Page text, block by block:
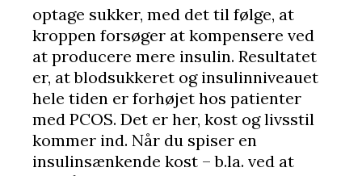
optage sukker, med det til følge, at
kroppen forsøger at kompensere ved
at producere mere insulin. Resultatet
er, at blodsukkeret og insulinniveauet
hele tiden er forhøjet hos patienter
med PCOS. Det er her, kost og livsstil
kommer ind. Når du spiser en
insulinsænkende kost – b.la. ved at